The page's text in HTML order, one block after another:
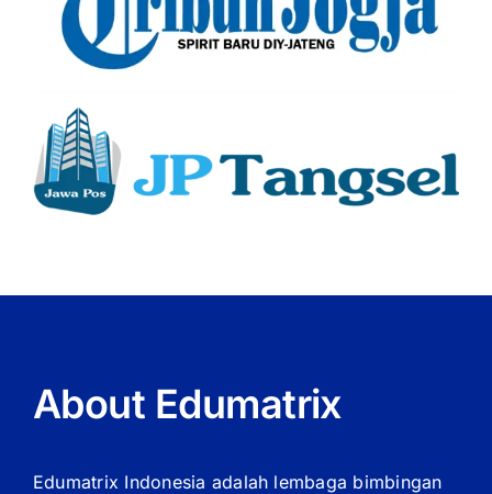
About Edumatrix
Edumatrix Indonesia adalah lembaga bimbingan